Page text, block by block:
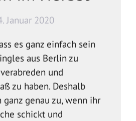
Januar 2020
es ganz einfach sein
aus Berlin zu
und
zu haben. Deshalb
genau zu, wenn ihr
schickt und